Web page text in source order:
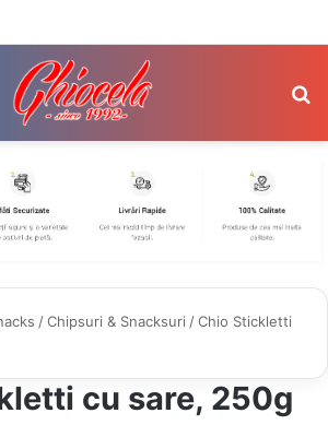
/Chipsuri & Snacksuri /Chio Stickletti
cu sare, 250g